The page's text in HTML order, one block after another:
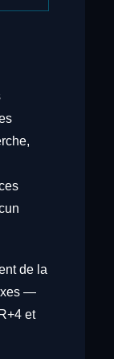
de la
—
et